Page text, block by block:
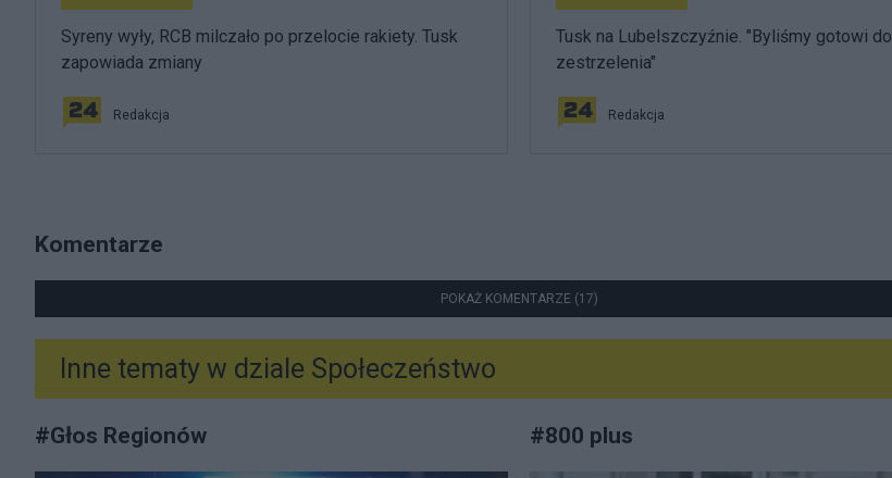
Syreny wyły, RCB milczało po przelocie rakiety. Tusk
zapowiada zmiany
Redakcja
Tusk na Lubelszczyźnie. "Byliśmy gotowi do
zestrzelenia"
Redakcja
Komentarze
POKAŻ KOMENTARZE (17)
Inne tematy w dziale Społeczeństwo
#Głos Regionów #800 plus